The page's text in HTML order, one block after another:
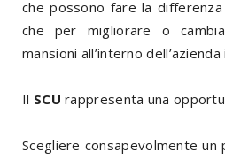
che possono fare la
che per migliorare o
mansioni all’interno
Il SCU rappresenta una
Scegliere consapevolmente